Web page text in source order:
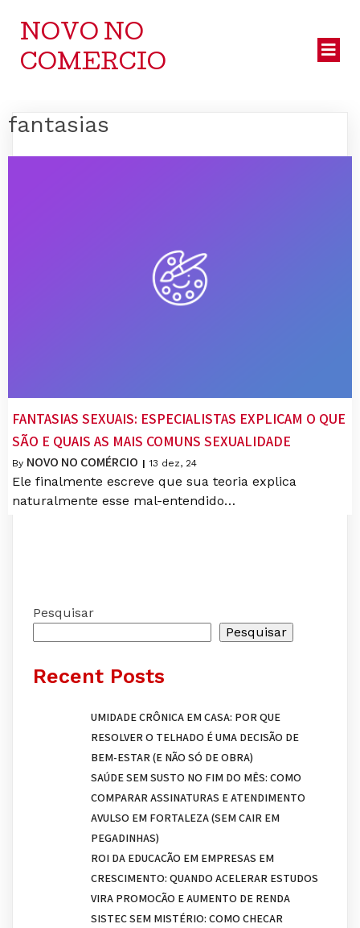
NOVO NO
COMERCIO
fantasias
FANTASIAS SEXUAIS: ESPECIALISTAS EXPLICAM O QUE
SÃO E QUAIS AS MAIS COMUNS SEXUALIDADE
By NOVO NO COMÉRCIO | 13 dez, 24
Ele finalmente escreve que sua teoria explica
naturalmente esse mal-entendido…
Pesquisar
Pesquisar
Recent Posts
UMIDADE CRÔNICA EM CASA: POR QUE
RESOLVER O TELHADO É UMA DECISÃO DE
BEM-ESTAR (E NÃO SÓ DE OBRA)
SAÚDE SEM SUSTO NO FIM DO MÊS: COMO
COMPARAR ASSINATURAS E ATENDIMENTO
AVULSO EM FORTALEZA (SEM CAIR EM
PEGADINHAS)
ROI DA EDUCAÇÃO EM EMPRESAS EM
CRESCIMENTO: QUANDO ACELERAR ESTUDOS
VIRA PROMOÇÃO E AUMENTO DE RENDA
SISTEC SEM MISTÉRIO: COMO CHECAR